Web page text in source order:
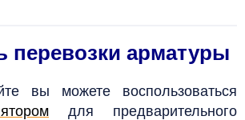
перевозки арматуры
вы можете воспользоваться
для предварительного